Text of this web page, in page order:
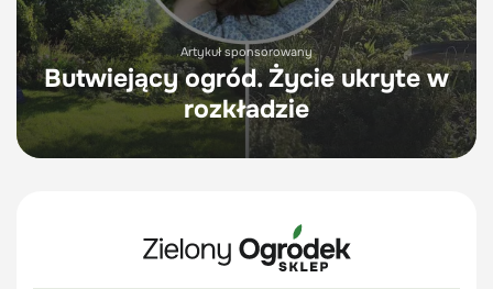
Artykuł sponsorowany
Butwiejący ogród. Życie ukryte w
rozkładzie